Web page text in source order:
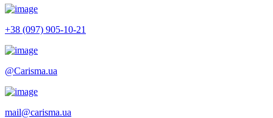
+38 (097) 905-10-21
@Carisma.ua
mail@carisma.ua